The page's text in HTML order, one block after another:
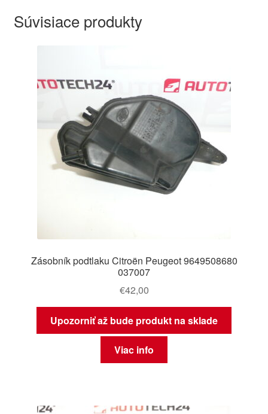
Súvisiace produkty
Zásobník podtlaku Citroën Peugeot 9649508680
037007
€42,00
Upozorniť až bude produkt na sklade
Viac info